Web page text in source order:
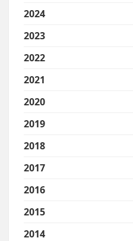
2024
2023
2022
2021
2020
2019
2018
2017
2016
2015
2014